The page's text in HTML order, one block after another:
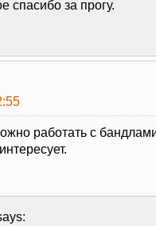
спасибо за прогу.
работать с